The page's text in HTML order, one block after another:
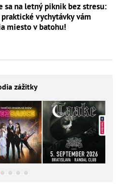
sa na letný piknik bez stresu:
vychytávky vám
miesto v batohu!
zážitky